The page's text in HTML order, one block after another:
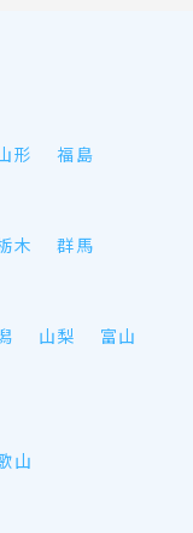
形 福島
木 群馬
山梨
富山
山